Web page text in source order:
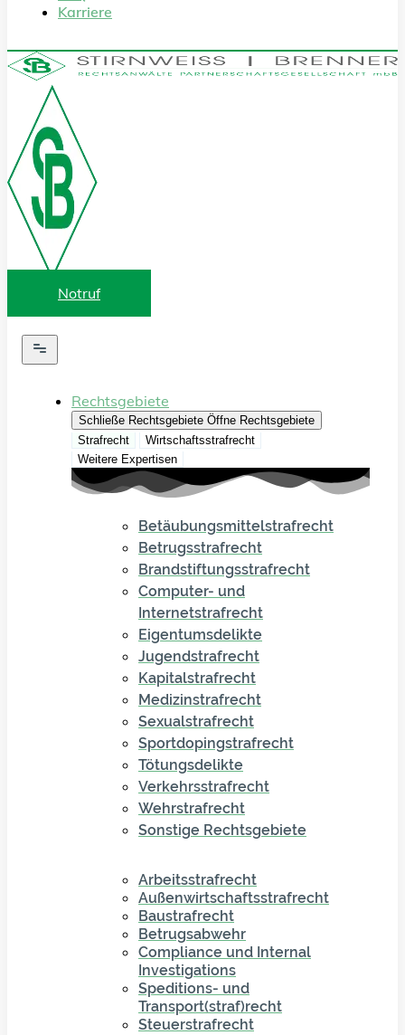
Karriere
Notruf
Rechtsgebiete
Schließe Rechtsgebiete Öffne Rechtsgebiete
Strafrecht
Wirtschaftsstrafrecht
Weitere Expertisen
Betäubungsmittelstrafrecht
Betrugsstrafrecht
Brandstiftungsstrafrecht
Computer- und
Internetstrafrecht
Eigentumsdelikte
Jugendstrafrecht
Kapitalstrafrecht
Medizinstrafrecht
Sexualstrafrecht
Sportdopingstrafrecht
Tötungsdelikte
Verkehrsstrafrecht
Wehrstrafrecht
Sonstige Rechtsgebiete
Arbeitsstrafrecht
Außenwirtschaftsstrafrecht
Baustrafrecht
Betrugsabwehr
Compliance und Internal
Investigations
Speditions- und
Transport(straf)recht
Steuerstrafrecht